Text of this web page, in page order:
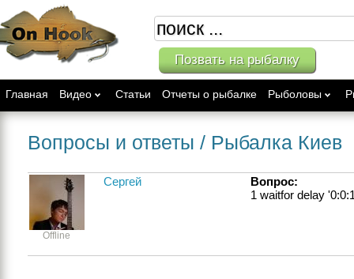
Позвать на рыбалку
Главная Видео Статьи Отчеты о рыбалке Рыболовы
Вопросы и ответы / Рыбалка Киев
Offline
Сергей
Вопрос:
1 waitfor delay